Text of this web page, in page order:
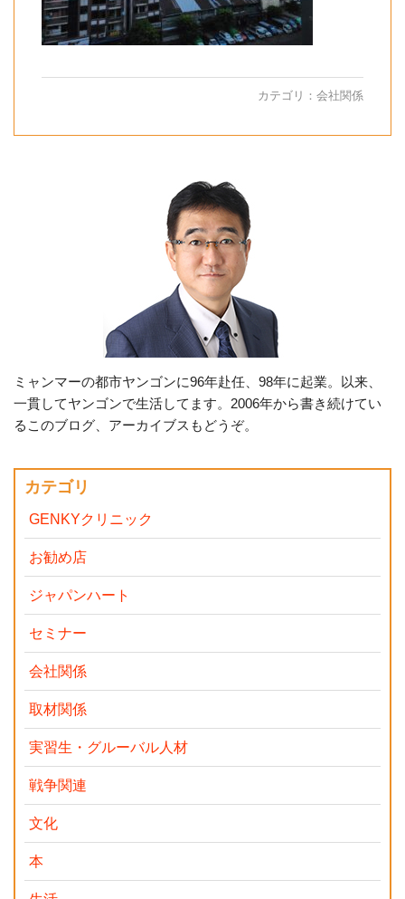
カテゴリ： 会社関係
ミャンマーの都市ヤンゴンに96年赴任、98年に起業。以来、
一貫してヤンゴンで生活してます。2006年から書き続けてい
るこのブログ、アーカイブスもどうぞ。
カテゴリ
GENKYクリニック
お勧め店
ジャパンハート
セミナー
会社関係
取材関係
実習生・グルーバル人材
戦争関連
文化
本